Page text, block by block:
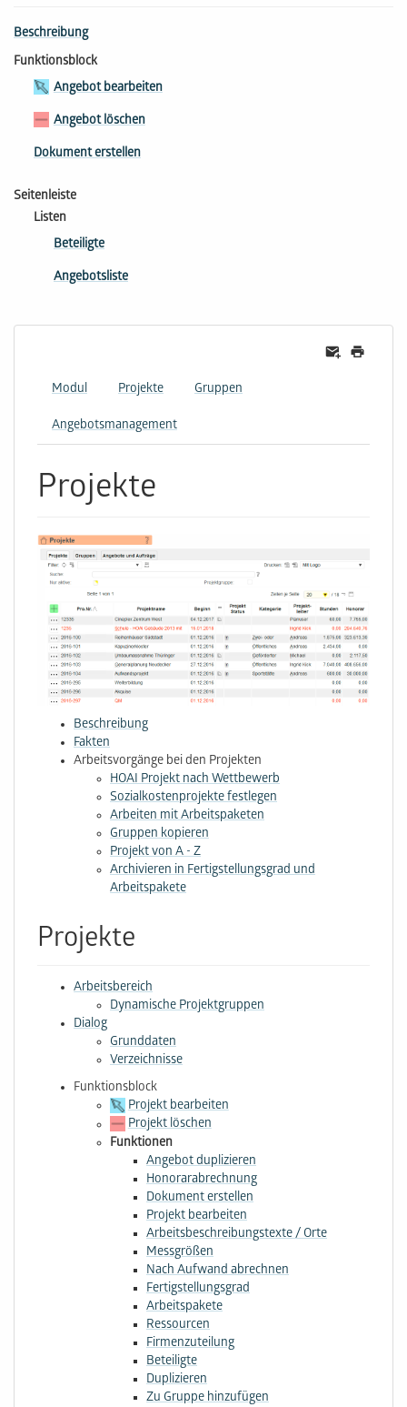
Beschreibung
Funktionsblock
Angebot bearbeiten
Angebot löschen
Dokument erstellen
Seitenleiste
Listen
Beteiligte
Angebotsliste
Modul Projekte Gruppen
Angebotsmanagement
Projekte
Beschreibung
Fakten
Arbeitsvorgänge bei den Projekten
HOAI Projekt nach Wettbewerb
Sozialkostenprojekte festlegen
Arbeiten mit Arbeitspaketen
Gruppen kopieren
Projekt von A - Z
Archivieren in Fertigstellungsgrad und
Arbeitspakete
Projekte
Arbeitsbereich
Dynamische Projektgruppen
Dialog
Grunddaten
Verzeichnisse
Funktionsblock
Projekt bearbeiten
Projekt löschen
Funktionen
Angebot duplizieren
Honorarabrechnung
Dokument erstellen
Projekt bearbeiten
Arbeitsbeschreibungs​texte / Orte
Messgrößen
Nach Aufwand abrechnen
Fertigstellungsgrad
Arbeitspakete
Ressourcen
Firmenzuteilung
Beteiligte
Duplizieren
Zu Gruppe hinzufügen